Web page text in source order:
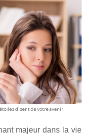
disent de votre avenir
majeur dans la vie